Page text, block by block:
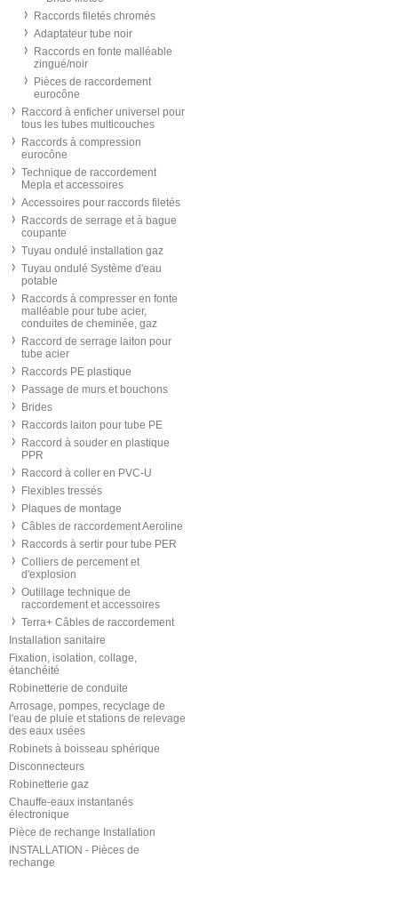
Raccords filetés chromés
Adaptateur tube noir
Raccords en fonte malléable
zingué/noir
Pièces de raccordement
eurocône
Raccord à enficher universel pour
tous les tubes multicouches
Raccords à compression
eurocône
Technique de raccordement
Mepla et accessoires
Accessoires pour raccords filetés
Raccords de serrage et à bague
coupante
Tuyau ondulé installation gaz
Tuyau ondulé Système d'eau
potable
Raccords à compresser en fonte
malléable pour tube acier,
conduites de cheminée, gaz
Raccord de serrage laiton pour
tube acier
Raccords PE plastique
Passage de murs et bouchons
Brides
Raccords laiton pour tube PE
Raccord à souder en plastique
PPR
Raccord à coller en PVC-U
Flexibles tressés
Plaques de montage
Câbles de raccordement Aeroline
Raccords à sertir pour tube PER
Colliers de percement et
d'explosion
Outillage technique de
raccordement et accessoires
Terra+ Câbles de raccordement
Installation sanitaire
Fixation, isolation, collage,
étanchéité
Robinetterie de conduite
Arrosage, pompes, recyclage de
l'eau de pluie et stations de relevage
des eaux usées
Robinets à boisseau sphérique
Disconnecteurs
Robinetterie gaz
Chauffe-eaux instantanés
électronique
Pièce de rechange Installation
INSTALLATION - Pièces de
rechange